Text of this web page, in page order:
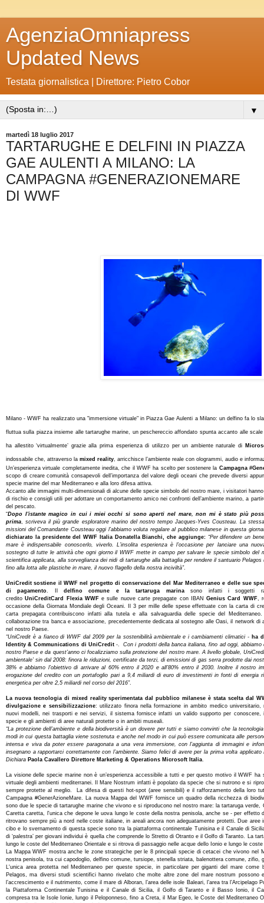
AgenziaOmniapress
Updated News
Testata giornalistica | Direttore: Pietro Cobor
▼
martedì 18 luglio 2017
TARTARUGHE E DELFINI IN PIAZZA
GAE AULENTI A MILANO: LA
CAMPAGNA #GENERAZIONEMARE
DI WWF
Milano - WWF ha realizzato una "immersione virtuale" in Piazza Gae Aulenti a Milano: un delfino fa lo
fluttua sulla piazza insieme alle tartarughe marine, un peschereccio affondato spunta accanto alle
ha allestito ‘virtualmente’ grazie alla prima esperienza di utilizzo per un ambiente naturale di
indossabile che, attraverso la mixed reality , arricchisce l’ambiente reale con ologrammi, audio e
Un’esperienza virtuale completamente inedita, che il WWF ha scelto per sostenere la Campagna
scopo di creare comunità consapevoli dell’importanza del valore degli oceani che prevede diversi
specie marine del mar Mediterraneo e alla loro difesa attiva.
Accanto alle immagini multi-dimensionali di alcune delle specie simbolo del nostro mare, i visitatori
di rischio e consigli utili per adottare un comportamento amico nei confronti dell’ambiente marino, a
del pescato.
“Dopo l'istante magico in cui i miei occhi si sono aperti nel mare, non mi è stato più
prima ,scriveva il più grande esploratore marino del nostro tempo Jacques-Yves Cousteau. La
missioni del Comandante Cousteau oggi l’abbiamo voluta regalare al pubblico milanese in questa
dichiarato la presidente del WWF Italia Donatella Bianchi, che aggiunge: “Per difendere un
mare è indispensabile conoscerlo, viverlo. L’insolita esperienza è l’occasione per lanciare una
sostegno di tutte le attività che ogni giorno il WWF mette in campo per salvare le specie simbolo del
scientifica applicata, alla sorveglianza dei nidi di tartarughe alla battaglia per rendere il santuario
fino alla lotta alle plastiche in mare, il nuovo flagello della nostra inciviltà”.
UniCredit sostiene il WWF nel progetto di conservazione del Mar Mediterraneo e delle sue
di pagamento . Ildelfino comune e la tartaruga marinasono infatti i soggetti
creditoUniCreditCard Flexia WWFe sulle nuove carte prepagate con IBANGenius Card WWF,
occasione della Giornata Mondiale degli Oceani. Il 3 per mille delle spese effettuate con la carta di
carta prepagata contribuiscono infatti alla tutela e alla salvaguardia delle specie del
collaborazione tra banca e associazione, precedentemente dedicata al sostegno alle Oasi, il network
nel nostro Paese.
“UniCredit è a fianco di WWF dal 2009 per la sostenibilità ambientale e i cambiamenti climatici - ha
Identity & Communications di UniCredit-.Con i prodotti della banca italiana, fino ad oggi, abbiamo
nostro Paese e da quest’anno ci focalizziamo sulla protezione del nostro mare. A livello globale,
ambientale’ sin dal 2008: finora le riduzioni, certificate da terzi, di emissioni di gas serra prodotte dai
38% e abbiamo l’obiettivo di arrivare al 60% entro il 2020 e all’80% entro il 2030. Inoltre il nostro
erogazione del credito con un portafoglio pari a 9,4 miliardi di euro di investimenti in fonti di energia
energetica per oltre 2,5 miliardi nel corso del 2016”.
La nuova tecnologia di mixed reality sperimentata dal pubblico milanese è stata scelta dal
divulgazione e sensibilizzazione: utilizzato finora nella formazione in ambito medico universitario,
nuovi modelli, nei trasporti e nei servizi, il sistema fornisce infatti un valido supporto per conoscere,
specie e gli ambienti di aree naturali protette o in ambiti museali.
“La protezione dell’ambiente e della biodiversità è un dovere per tutti e siamo convinti che la
modi in cui questa battaglia viene sostenuta e anche nel modo in cui può essere comunicata alle
intensa e viva da poter essere paragonata a una vera immersione, con l’aggiunta di immagini e
insegnano a rapportarci correttamente con l’ambiente. Siamo felici di avere per la prima volta
Dichiara Paola Cavallero Direttore Marketing & Operations Microsoft Italia
La visione delle specie marine non è un’esperienza accessibile a tutti e per questo motivo il WWF
virtuale degli ambienti mediterranei. Il Mare Nostrum infatti è popolato da specie che si nutrono e si
sempre protette al meglio. La difesa di questi hot-spot (aree sensibili) e il rafforzamento della loro
Campagna #GenerAzioneMare. La nuova Mappa del WWF fornisce un quadro della ricchezza di
sono due le specie di tartarughe marine che vivono e si riproducono nel nostro mare: la tartaruga
Caretta caretta, l'unica che depone le uova lungo le coste della nostra penisola, anche se - per effetto
ritrovano sempre più a nord nelle coste italiane, in areali ancora non adeguatamente protetti. Due aree
cibo e lo svernamento di questa specie sono tra la piattaforma continentale Tunisina e il Canale di
di ‘palestra’ per giovani individui è quella che comprende lo Stretto di Otranto e il Golfo di Taranto. La
lungo le coste del Mediterraneo Orientale e si ritrova di passaggio nelle acque dello Ionio e lungo le
La Mappa WWF mostra anche le zone strategiche per le 8 principali specie di cetacei che vivono nel
nostra penisola, tra cui capodoglio, delfino comune, tursiope, stenella striata, balenottera comune,
L'unica area protetta nel Mediterraneo per queste specie, in particolare per giganti del mare come
Pelagos, ma diversi studi scientifici hanno rivelato che molte altre zone del mare nostrum possono
l’accrescimento e il nutrimento, come il mare di Alboran, l’area delle isole Baleari, l’area tra l’Arcipelago
la Piattaforma Continentale Tunisina e il Canale di Sicilia, il Golfo di Taranto e il Basso Ionio, il
compresa tra le Isole Ionie, lungo il Peloponneso, fino a Creta, il Mar Egeo, le Coste del Mediterraneo